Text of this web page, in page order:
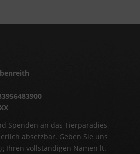
Spenden an das Tierparadies
absetzbar. Geben Sie uns
Ihren vollständigen Namen lt.